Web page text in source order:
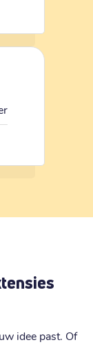
idee past. Of